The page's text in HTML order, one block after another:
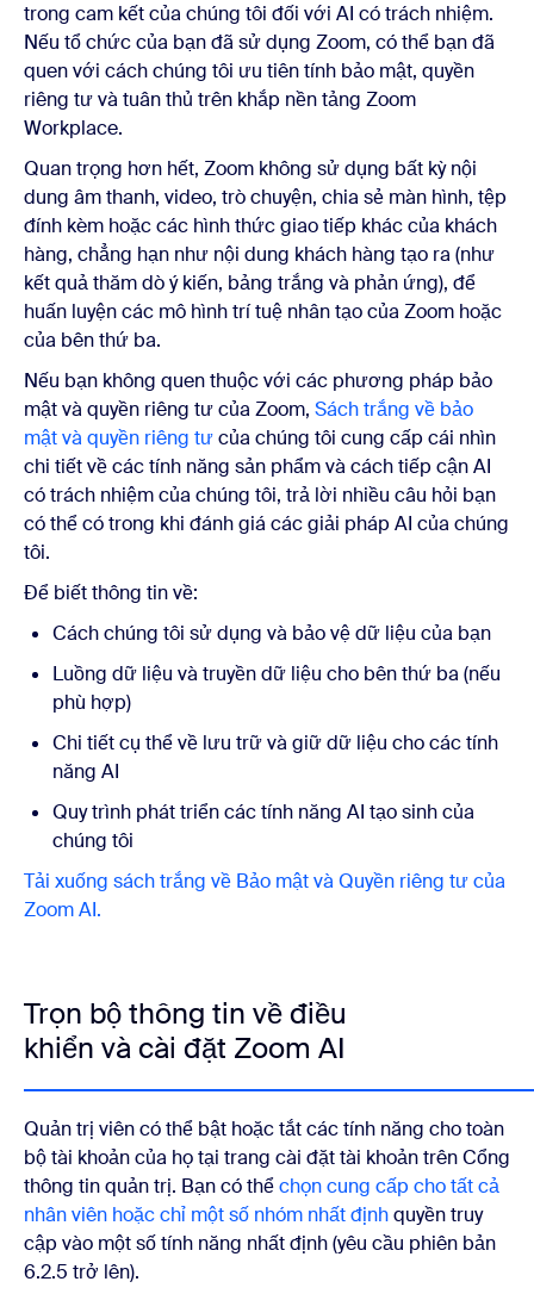
trong cam kết của chúng tôi đối với AI có trách nhiệm.
Nếu tổ chức của bạn đã sử dụng Zoom, có thể bạn đã
quen với cách chúng tôi ưu tiên tính bảo mật, quyền
riêng tư và tuân thủ trên khắp nền tảng Zoom
Workplace.
Quan trọng hơn hết, Zoom không sử dụng bất kỳ nội
dung âm thanh, video, trò chuyện, chia sẻ màn hình, tệp
đính kèm hoặc các hình thức giao tiếp khác của khách
hàng, chẳng hạn như nội dung khách hàng tạo ra (như
kết quả thăm dò ý kiến, bảng trắng và phản ứng), để
huấn luyện các mô hình trí tuệ nhân tạo của Zoom hoặc
của bên thứ ba.
Nếu bạn không quen thuộc với các phương pháp bảo
mật và quyền riêng tư của Zoom, Sách trắng về bảo
mật và quyền riêng tưcủa chúng tôi cung cấp cái nhìn
chi tiết về các tính năng sản phẩm và cách tiếp cận AI
có trách nhiệm của chúng tôi, trả lời nhiều câu hỏi bạn
có thể có trong khi đánh giá các giải pháp AI của chúng
tôi.
Để biết thông tin về:
Cách chúng tôi sử dụng và bảo vệ dữ liệu của bạn
Luồng dữ liệu và truyền dữ liệu cho bên thứ ba (nếu
phù hợp)
Chi tiết cụ thể về lưu trữ và giữ dữ liệu cho các tính
năng AI
Quy trình phát triển các tính năng AI tạo sinh của
chúng tôi
Tải xuống sách trắng về Bảo mật và Quyền riêng tư của
Zoom AI.
Trọn bộ thông tin về điều
khiển và cài đặt Zoom AI
Quản trị viên có thể bật hoặc tắt các tính năng cho toàn
bộ tài khoản của họ tại trang cài đặt tài khoản trên Cổng
thông tin quản trị. Bạn có thểchọn cung cấp cho tất cả
nhân viên hoặc chỉ một số nhóm nhất địnhquyền truy
cập vào một số tính năng nhất định (yêu cầu phiên bản
6.2.5 trở lên).